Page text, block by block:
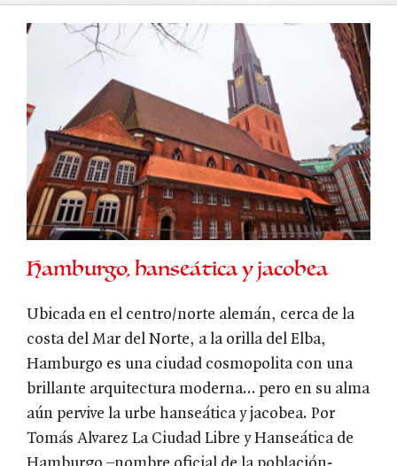
Hamburgo, hanseática y jacobea
Ubicada en el centro/norte alemán, cerca de la
costa del Mar del Norte, a la orilla del Elba,
Hamburgo es una ciudad cosmopolita con una
brillante arquitectura moderna… pero en su alma
aún pervive la urbe hanseática y jacobea. Por
Tomás Alvarez La Ciudad Libre y Hanseática de